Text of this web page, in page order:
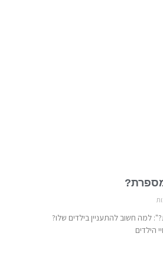
למה חשוב להתעניין בילדים שלו?
הילדים